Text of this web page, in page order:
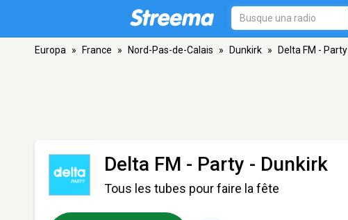
Europa » France » Nord-Pas-de-Calais » Dunkirk » Delta FM - Party
Delta FM - Party - Dunkirk
Tous les tubes pour faire la fête